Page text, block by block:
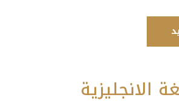
الانجليزية